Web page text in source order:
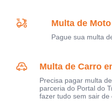
Multa de
Pague sua multa
Multa de Carro
Precisa pagar multa
parceria do Portal do
fazer tudo sem sair de